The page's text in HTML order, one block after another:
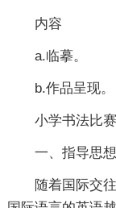
内容
a.临摹。
b.作品呈现。
小学书法比
一、指导思想
随着国际交